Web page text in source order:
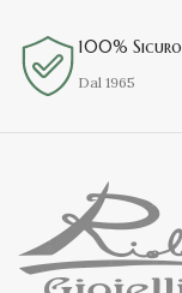
100% Sicuro
Dal 1965